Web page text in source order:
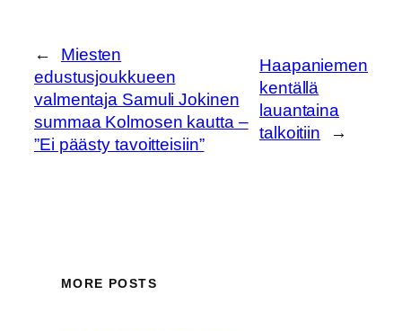
←
Miesten
edustusjoukkueen
valmentaja Samuli Jokinen
summaa Kolmosen kautta –
”Ei päästy tavoitteisiin”
Haapaniemen
kentällä
lauantaina
talkoitiin
→
MORE POSTS